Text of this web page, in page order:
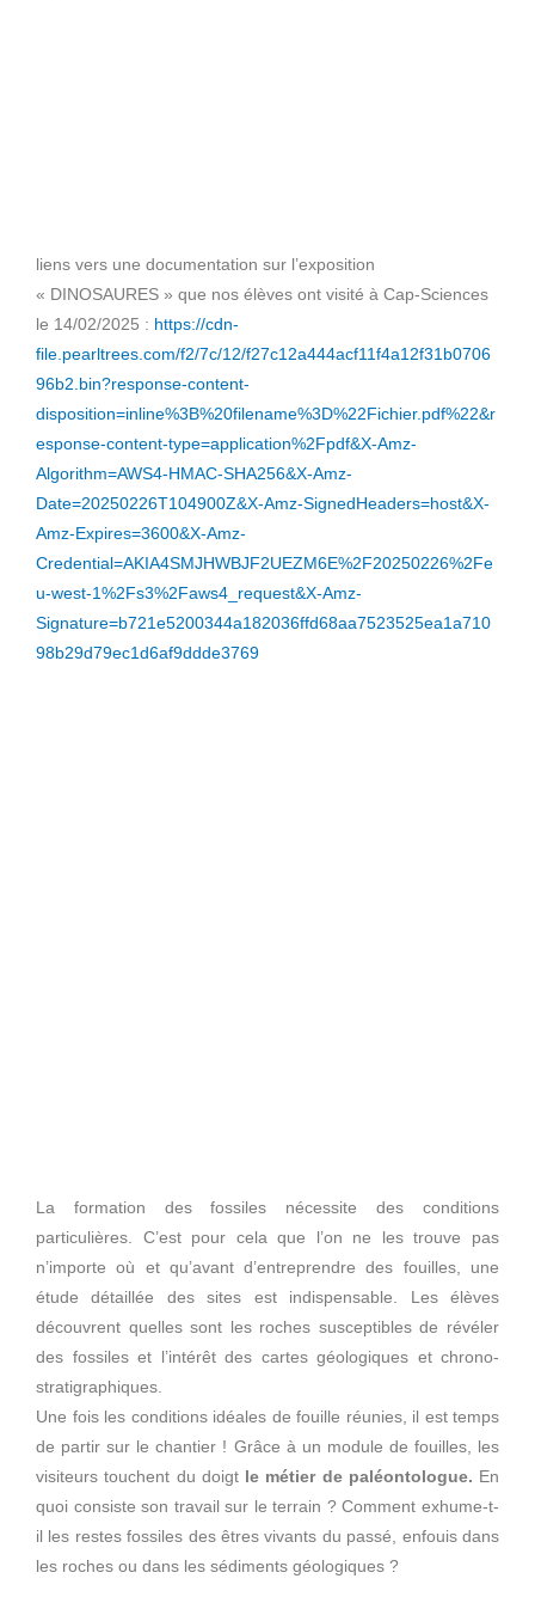
liens vers une documentation sur l’exposition
« DINOSAURES » que nos élèves ont visité à Cap-Sciences
le 14/02/2025 : https://cdn-
file.pearltrees.com/f2/7c/12/f27c12a444acf11f4a12f31b0706
96b2.bin?response-content-
disposition=inline%3B%20filename%3D%22Fichier.pdf%22&r
esponse-content-type=application%2Fpdf&X-Amz-
Algorithm=AWS4-HMAC-SHA256&X-Amz-
Date=20250226T104900Z&X-Amz-SignedHeaders=host&X-
Amz-Expires=3600&X-Amz-
Credential=AKIA4SMJHWBJF2UEZM6E%2F20250226%2Fe
u-west-1%2Fs3%2Faws4_request&X-Amz-
Signature=b721e5200344a182036ffd68aa7523525ea1a710
98b29d79ec1d6af9ddde3769
La formation des fossiles nécessite des conditions
particulières. C’est pour cela que l’on ne les trouve pas
n’importe où et qu’avant d’entreprendre des fouilles, une
étude détaillée des sites est indispensable. Les élèves
découvrent quelles sont les roches susceptibles de révéler
des fossiles et l’intérêt des cartes géologiques et chrono-
stratigraphiques.
Une fois les conditions idéales de fouille réunies, il est temps
de partir sur le chantier ! Grâce à un module de fouilles, les
visiteurs touchent du doigt le métier de paléontologue. En
quoi consiste son travail sur le terrain ? Comment exhume-t-
il les restes fossiles des êtres vivants du passé, enfouis dans
les roches ou dans les sédiments géologiques ?